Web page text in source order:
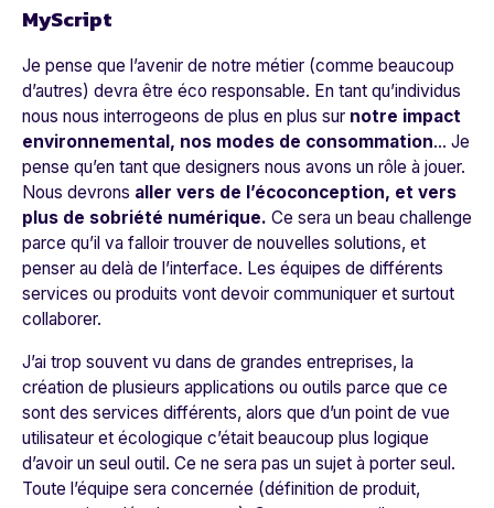
MyScript
Je pense que l’avenir de notre métier (comme beaucoup
d’autres) devra être éco responsable. En tant qu’individus
nous nous interrogeons de plus en plus sur notre impact
environnemental, nos modes de consommation… Je
pense qu’en tant que designers nous avons un rôle à jouer.
Nous devrons aller vers de l’écoconception, et vers
plus de sobriété numérique. Ce sera un beau challenge
parce qu’il va falloir trouver de nouvelles solutions, et
penser au delà de l’interface. Les équipes de différents
services ou produits vont devoir communiquer et surtout
collaborer.
J’ai trop souvent vu dans de grandes entreprises, la
création de plusieurs applications ou outils parce que ce
sont des services différents, alors que d’un point de vue
utilisateur et écologique c’était beaucoup plus logique
d’avoir un seul outil. Ce ne sera pas un sujet à porter seul.
Toute l’équipe sera concernée (définition de produit,